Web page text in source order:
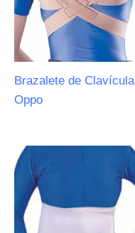
Brazalete de Clavícula
Oppo